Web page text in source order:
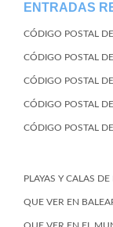
ENTRADAS
CÓDIGO POSTAL
CÓDIGO POSTAL
CÓDIGO POSTAL
CÓDIGO POSTAL
CÓDIGO POSTAL
PLAYAS Y CALAS DE
QUE VER EN